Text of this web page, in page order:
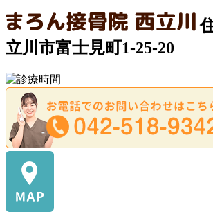
立川市富士見町1-25-20